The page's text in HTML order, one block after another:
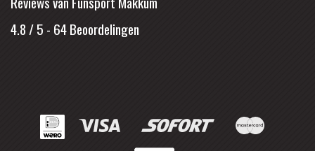
4.8 / 5 - 64Beoordelingen